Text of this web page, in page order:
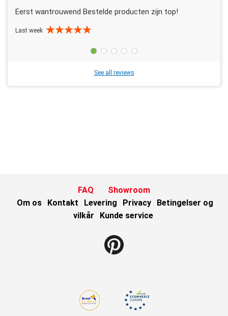
Eerst wantrouwend Bestelde producten zijn top!
Last week
See all reviews
FAQ
Showroom
Om os
Kontakt Levering Privacy
Betingelser og
vilkår
Kunde service